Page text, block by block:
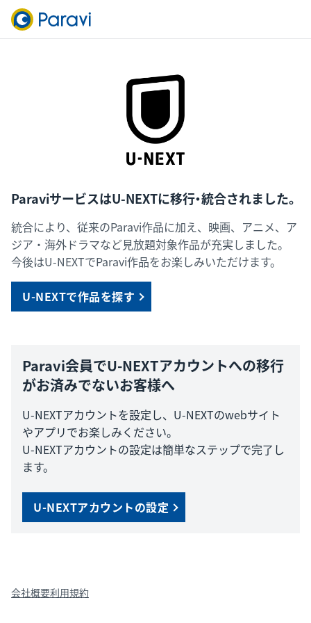
ParaviサービスはU-NEXTに移行・統合されました。
統合により、従来のParavi作品に加え、映画、アニメ、ア
ジア・海外ドラマなど見放題対象作品が充実しました。
今後はU-NEXTでParavi作品をお楽しみいただけます。
U-NEXTで作品を探す
Paravi会員でU-NEXTアカウントへの移行
がお済みでないお客様へ
U-NEXTアカウントを設定し、U-NEXTのwebサイト
やアプリでお楽しみください。
U-NEXTアカウントの設定は簡単なステップで完了し
ます。
U-NEXTアカウントの設定
会社概要利用規約